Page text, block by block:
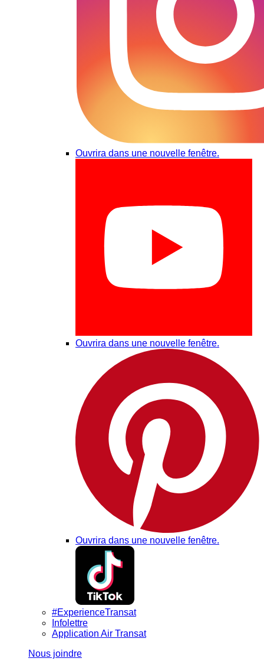
Ouvrira dans une nouvelle fenêtre.
Ouvrira dans une nouvelle fenêtre.
Ouvrira dans une nouvelle fenêtre.
#ExperienceTransat
Infolettre
Application Air Transat
Nous joindre